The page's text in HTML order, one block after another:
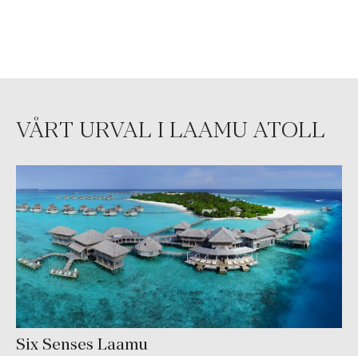
VÅRT URVAL I LAAMU ATOLL
Six Senses Laamu